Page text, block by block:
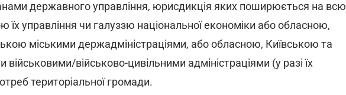
державного управління, юрисдикція яких поширюється на всю
їх управління чи галуззю національної економіки або обласною,
міськими держадміністраціями, або обласною, Київською та
військово-цивільними адміністраціями (у разі їх
територіальної громади.